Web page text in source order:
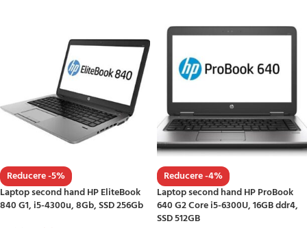
Reducere -5%
Laptop second hand HP EliteBook
840 G1, i5-4300u, 8Gb, SSD 256Gb
Reducere -4%
Laptop second hand HP ProBook
640 G2 Core i5-6300U, 16GB ddr4,
SSD 512GB